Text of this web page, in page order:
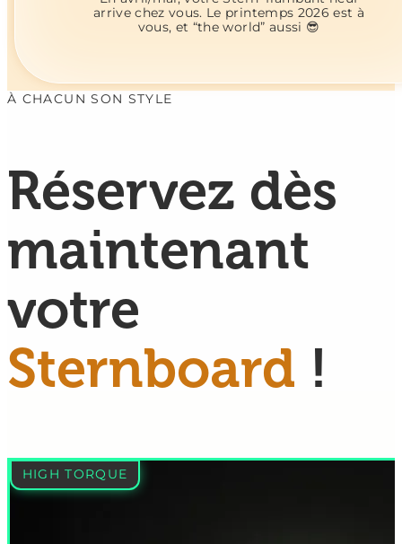
arrive chez vous. Le printemps 2026 est à
vous, et “the world” aussi 😎
À CHACUN SON STYLE
Réservez dès
maintenant
votre
Sternboard !
HIGH TORQUE